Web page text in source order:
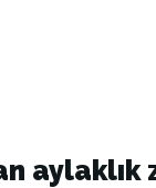
aylaklık